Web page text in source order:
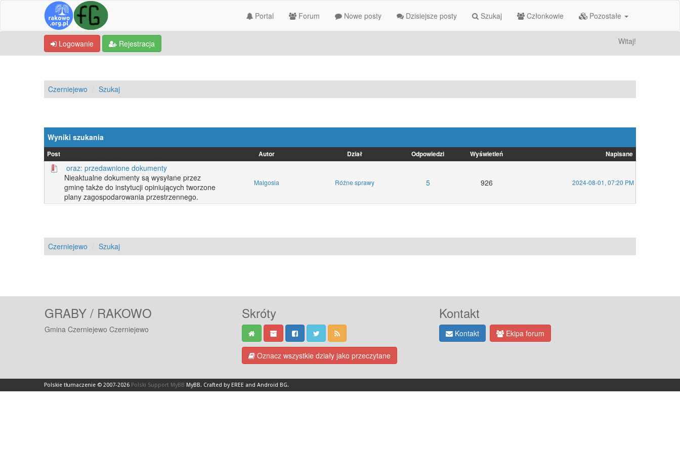
Portal Forum Nowe posty Dzisiejsze posty Szukaj Członkowie Pozostałe
Logowanie Rejestracja Witaj!
Czerniejewo Szukaj
Wyniki szukania
Post Autor Dział Odpowiedzi Wyświetleń Napisane
oraz: przedawnione dokumenty
Nieaktualne dokumenty są wysyłane przez
gminę także do instytucji opiniujących tworzone
plany zagospodarowania przestrzennego.
Malgosia Różne sprawy 5 926 2024-08-01, 07:20 PM
Czerniejewo Szukaj
GRABY / RAKOWO
Gmina Czerniejewo Czerniejewo
Skróty
Oznacz wszystkie działy jako przeczytane
Kontakt
Kontakt Ekipa forum
Polskie tłumaczenie © 2007-2026 Polski Support MyBB MyBB. Crafted by EREE and Android BG.